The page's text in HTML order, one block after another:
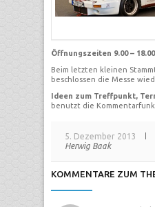
Öffnungszeiten 9.00 –
Beim letzten kleinen
beschlossen die Messe
Ideen zum Treffpunkt,
benutzt die
5. Dezember 2013
Herwig Baak
KOMMENTARE ZUM